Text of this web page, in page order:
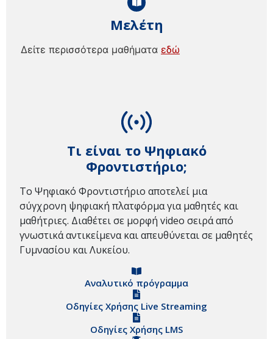
Τι είναι το Ψηφιακό
Φροντιστήριο;
Το Ψηφιακό Φροντιστήριο αποτελεί μια
σύγχρονη ψηφιακή πλατφόρμα για μαθητές και
μαθήτριες. Διαθέτει σε μορφή video σειρά από
γνωστικά αντικείμενα και απευθύνεται σε μαθητές
Γυμνασίου και Λυκείου.
Αναλυτικό πρόγραμμα
Οδηγίες Χρήσης Live Streaming
Οδηγίες Χρήσης LMS
Μελέτη
Δείτε περισσότερα μαθήματα εδώ